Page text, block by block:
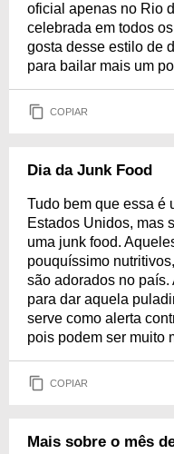
oficial apenas no Rio
celebrada em todos
gosta desse estilo de
para bailar mais um
COPIAR
Dia da Junk Food
Tudo bem que essa é
Estados Unidos, mas
uma junk food.
pouquíssimo
são adorados no país.
para dar aquela
serve como alerta
pois podem ser muito
COPIAR
Mais sobre o mês